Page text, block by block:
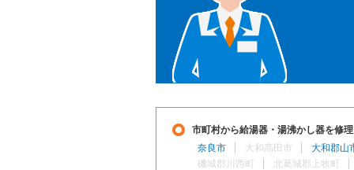
市町村から給湯器・湯沸かし器を修
奈良市
大和高田市
大和郡山
磯城郡川西町
北葛城郡上牧町